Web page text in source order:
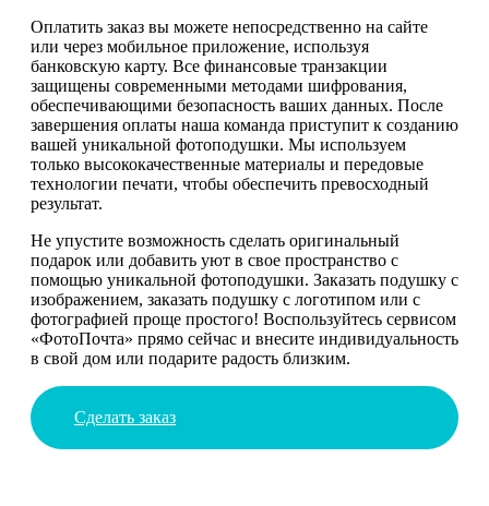
Оплатить заказ вы можете непосредственно на сайте
или через мобильное приложение, используя
банковскую карту. Все финансовые транзакции
защищены современными методами шифрования,
обеспечивающими безопасность ваших данных. После
завершения оплаты наша команда приступит к созданию
вашей уникальной фотоподушки. Мы используем
только высококачественные материалы и передовые
технологии печати, чтобы обеспечить превосходный
результат.
Не упустите возможность сделать оригинальный
подарок или добавить уют в свое пространство с
помощью уникальной фотоподушки. Заказать подушку с
изображением, заказать подушку с логотипом или с
фотографией проще простого! Воспользуйтесь сервисом
«ФотоПочта» прямо сейчас и внесите индивидуальность
в свой дом или подарите радость близким.
Сделать заказ